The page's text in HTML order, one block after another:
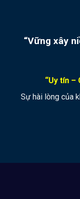
“Vững xây
“Uy tín –
Sự hài lòng của